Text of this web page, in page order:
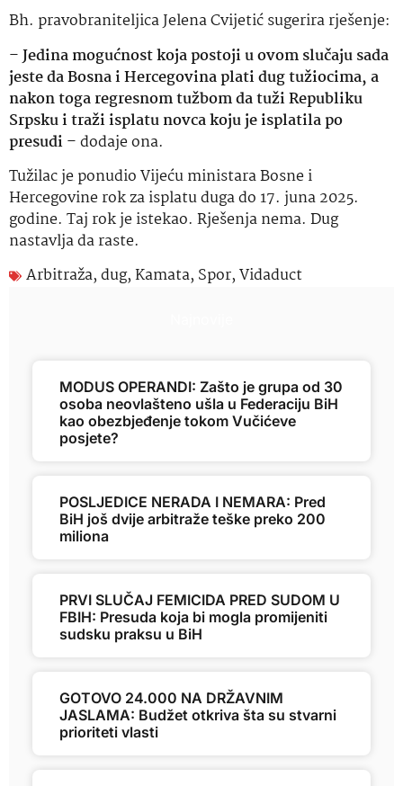
Bh. pravobraniteljica Jelena Cvijetić sugerira rješenje:
–Jedina mogućnost koja postoji u ovom slučaju sada
jeste da Bosna i Hercegovina plati dug tužiocima, a
nakon toga regresnom tužbom da tuži Republiku
Srpsku i traži isplatu novca koju je isplatila po
presudi– dodaje ona.
Tužilac je ponudio Vijeću ministara Bosne i
Hercegovine rok za isplatu duga do 17. juna 2025.
godine. Taj rok je istekao. Rješenja nema. Dug
nastavlja da raste.
Arbitraža,dug,Kamata, Spor,Vidaduct
MODUS OPERANDI: Zašto je grupa od 30
osoba neovlašteno ušla u Federaciju BiH
kao obezbjeđenje tokom Vučićeve
posjete?
POSLJEDICE NERADA I NEMARA: Pred
BiH još dvije arbitraže teške preko 200
miliona
PRVI SLUČAJ FEMICIDA PRED SUDOM U
FBIH: Presuda koja bi mogla promijeniti
sudsku praksu u BiH
GOTOVO 24.000 NA DRŽAVNIM
JASLAMA: Budžet otkriva šta su stvarni
prioriteti vlasti